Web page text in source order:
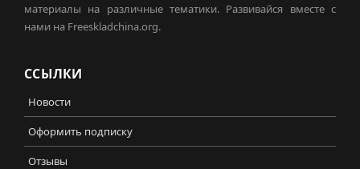
материалы на различные тематики. Развивайся вместе с
нами на Freeskladchina.org.
ССЫЛКИ
Новости
Оформить подписку
Отзывы